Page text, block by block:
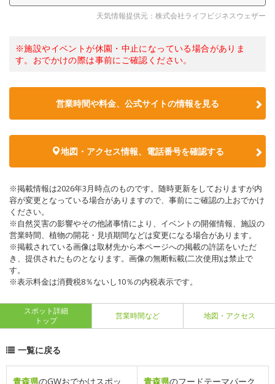
天気情報提供元：株式会社ライフビジネスウェザー
※施設やイベントが休園・中止になっている場合がありま
す。おでかけの際は事前にご確認ください。
営業時間や料金、公式サイトの情報を見る
地図・アクセス情報、電話番号を確認する
※掲載情報は2026年3月時点のものです。随時更新をしておりますが内
容が変更となっている場合がありますので、事前にご確認の上おでかけ
ください。
※自然災害の影響やその他諸事情により、イベントの開催情報、施設の
営業時間、植物の開花・見頃期間などは変更になる場合があります。
※掲載されている画像は取材先から本ページへの掲載の許諾をいただ
き、提供されたものとなります。画像の無断転載(二次使用)は禁止で
す。
※表示料金は消費税8％ないし10％の内税表示です。
スポット詳細
トップ
営業時間など 地図・アクセス
一覧に戻る
青森県のGWおでかけスポッ
青森県のフードテーマパーク